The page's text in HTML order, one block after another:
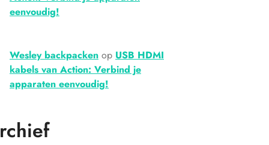
eenvoudig!
Wesley backpacken op USB HDMI
kabels van Action: Verbind je
apparaten eenvoudig!